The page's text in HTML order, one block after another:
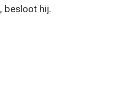
besloot hij.